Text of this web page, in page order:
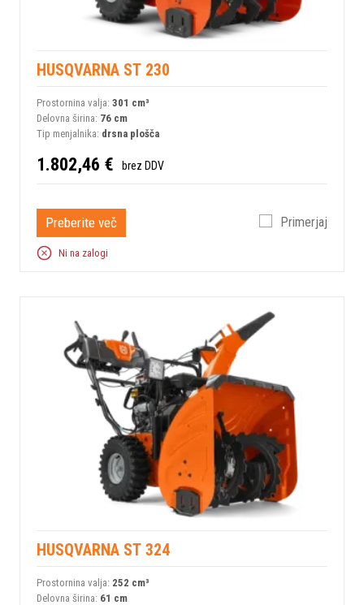
HUSQVARNA ST 230
Prostornina valja: 301 сm³
Delovna širina: 76 cm
Tip menjalnika: drsna plošča
1.802,46 € brez DDV
Preberite več Primerjaj
Ni na zalogi
HUSQVARNA ST 324
Prostornina valja: 252 сm³
Delovna širina: 61 cm